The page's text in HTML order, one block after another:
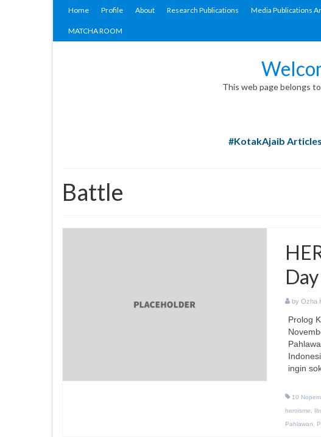
Home Profile About Research Publications Media Publications
MATCHA ROOM
This web page belongs
#KotakAjaib Articles
Battle
Day
by Ozha
Prolog
ingin
10
heroisme
Pahlawan